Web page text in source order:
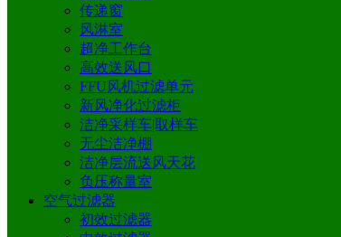
传递窗
风淋室
超净工作台
高效送风口
FFU风机过滤单元
新风净化过滤柜
洁净采样车|取样车
无尘洁净棚
洁净层流送风天花
负压称量室
空气过滤器
初效过滤器